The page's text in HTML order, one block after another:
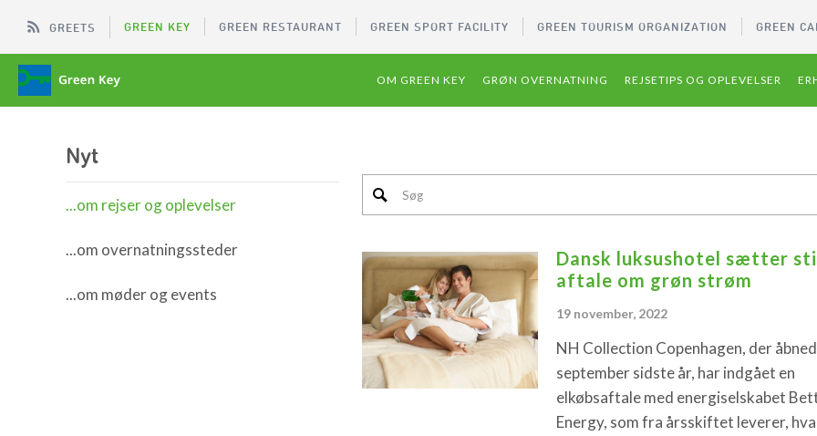
GREETS GREEN KEY GREEN RESTAURANT GREEN SPORT FACILITY GREEN TOURISM ORGANIZATION GREEN
OM GREEN KEY GRØN OVERNATNING REJSETIPS OG OPLEVELSER
Nyt
...om rejser og oplevelser
...om overnatningssteder
...om møder og events
Dansk luksushotel sætter
aftale om grøn strøm
19 november, 2022
NH Collection Copenhagen, der
september sidste år, har indgået en
elkøbsaftale med energiselskabet
Energy, som fra årsskiftet leverer,